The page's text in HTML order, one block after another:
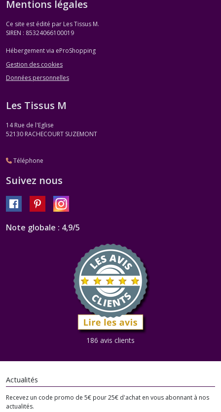
Mentions légales
Ce site est édité par Les Tissus M.
SIREN : 85324066100019
Hébergement via eProShopping
Gestion des cookies
Données personnelles
Les Tissus M
14 Rue de l'Eglise
52130 RACHECOURT SUZEMONT
Téléphone
Suivez nous
Note globale : 4,9/5
186 avis clients
Actualités
Recevez un code promo de 5€ pour 25€ d'achat en vous abonnant à nos
actualités.